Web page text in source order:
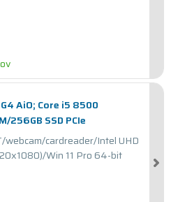
AiO; Core i5 8500
256GB SSD PCIe
cardreader/Intel UHD
Win 11 Pro 64-bit